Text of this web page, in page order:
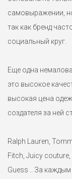
самовыражении,
так как бренд
социальный круг.
Еще одна
это высокое
высокая цена
создателя за ней
Ralph Lauren,
Fitch, Juicy
Guess .. За